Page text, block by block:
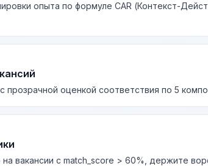
опыта по формуле CAR (Контекст-
прозрачной оценкой соответствия по 5
вакансии с match_score > 60%, держите